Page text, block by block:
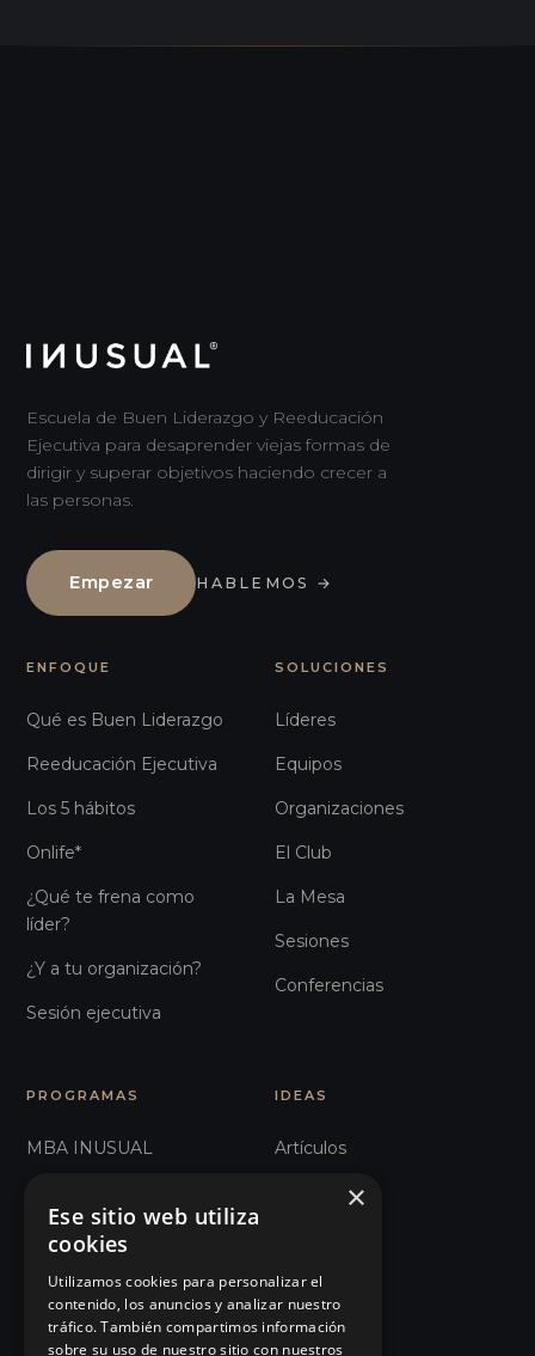
Escuela de Buen Liderazgo y Reeducación
Ejecutiva para desaprender viejas formas de
dirigir y superar objetivos haciendo crecer a
las personas.
Empezar HABLEMOS →
ENFOQUE
Qué es Buen Liderazgo
Reeducación Ejecutiva
Los 5 hábitos
Onlife*
¿Qué te frena como
líder?
¿Y a tu organización?
Sesión ejecutiva
SOLUCIONES
Líderes
Equipos
Organizaciones
El Club
La Mesa
Sesiones
Conferencias
PROGRAMAS
MBA INUSUAL
Recursos Inhumanos
Comunicación e
Influencia
IDEAS
Artículos
Podcast
Manifiesto
×
Ese sitio web utiliza
cookies
Utilizamos cookies para personalizar el
contenido, los anuncios y analizar nuestro
tráfico. También compartimos información
sobre su uso de nuestro sitio con nuestros